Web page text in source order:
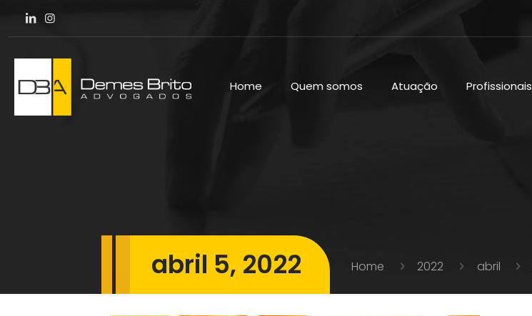
Home Quem somos Atuação Profissionais
abril 5, 2022 Home 2022 abril